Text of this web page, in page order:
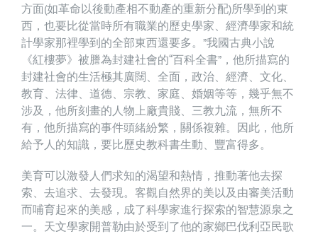
方面(如革命以後動產相不動產的重新分配)所學到的東
西，也要比從當時所有職業的歷史學家、經濟學家和統
計學家那裡學到的全部東西還要多。”我國古典小說
《紅樓夢》被謄為封建社會的“百科全書”，他所描寫的
封建社會的生活極其廣闊、全面，政治、經濟、文化、
教育、法律、道德、宗教、家庭、婚姻等等，幾乎無不
涉及，他所刻畫的人物上廠貴賤、三教九流，無所不
有，他所描寫的事件頭緒紛繁，關係複雜。因此，他所
給予人的知識，要比歷史教科書生動、豐富得多。
美育可以激發人們求知的渴望和熱情，推動著他去探
索、去追求、去發現。客觀自然界的美以及由審美活動
而哺育起來的美感，成了科學家進行探索的智慧源泉之
一。天文學家開普勒由於受到了他的家鄉巴伐利亞民歌